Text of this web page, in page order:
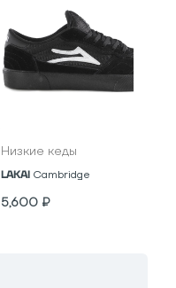
Низкие кеды
LAKAI Cambridge
5,600 ₽